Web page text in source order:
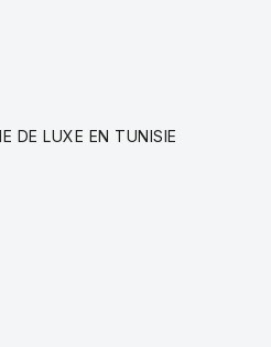
DE LUXE EN TUNISIE